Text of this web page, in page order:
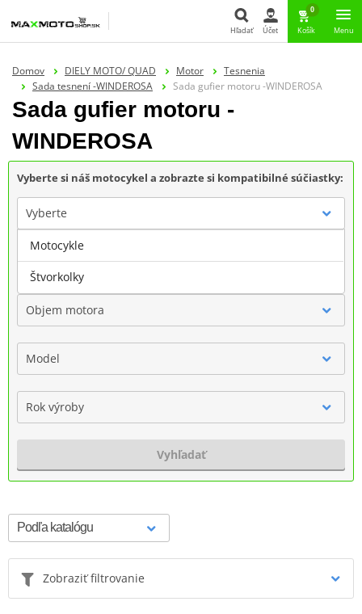
Hľadať Účet
0
Košík Menu
Domov DIELY MOTO/ QUAD Motor
Tesnenia
Sada tesnení -WINDEROSA
Sada gufier motoru -WINDEROSA
Sada gufier motoru -
WINDEROSA
Vyberte si náš motocykel a zobrazte si kompatibilné súčiastky:
Vyberte
Značka
Objem motora
Model
Rok výroby
Vyhľadať
Zobraziť filtrovanie
Motocykle
Štvorkolky